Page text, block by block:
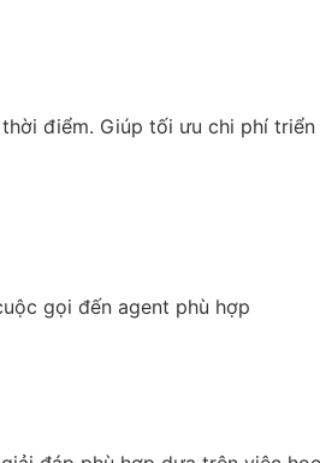
điểm. Giúp tối ưu chi phí triển
gọi đến agent phù hợp